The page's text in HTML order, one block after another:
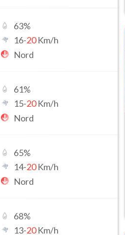
63%
16-20Km/h
Nord
61%
15-20Km/h
Nord
65%
14-20Km/h
Nord
68%
13-20Km/h